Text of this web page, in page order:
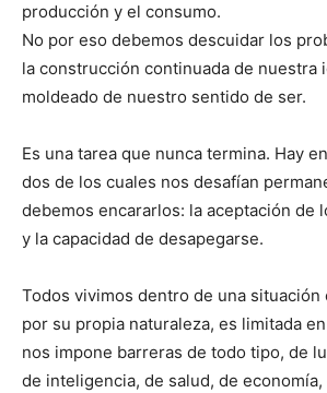
producción y el consumo.
No por eso debemos descuidar los
la construcción continuada de nuestra
moldeado de nuestro sentido de ser.
Es una tarea que nunca termina. Hay
dos de los cuales nos desafían
debemos encararlos: la aceptación de
y la capacidad de desapegarse.
Todos vivimos dentro de una situación
por su propia naturaleza, es limitada
nos impone barreras de todo tipo, de
de inteligencia, de salud, de